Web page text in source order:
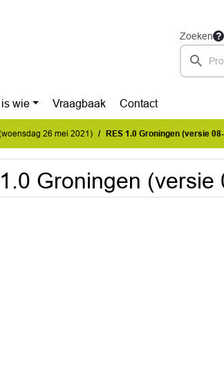
Zoeken
wie Vraagbaak Contact
26 mei 2021) RES 1.0 Groningen (versie
Groningen (versie